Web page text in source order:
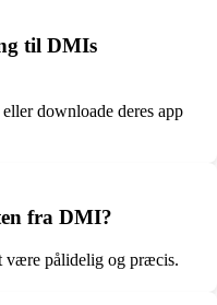
til DMIs
downloade deres app
fra DMI?
være pålidelig og præcis.